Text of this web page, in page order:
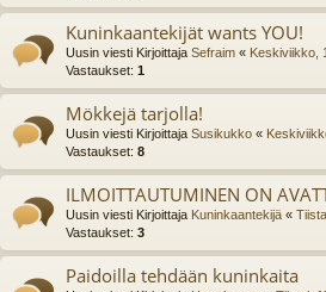
Kuninkaantekijät wants YOU!
Uusin viesti Kirjoittaja Sefraim « Keskiviikko,
Vastaukset: 1
Mökkejä tarjolla!
Uusin viesti Kirjoittaja Susikukko «
Vastaukset: 8
ILMOITTAUTUMINEN ON
Uusin viesti Kirjoittaja Kuninkaantekijä «
Vastaukset: 3
Paidoilla tehdään kuninkaita